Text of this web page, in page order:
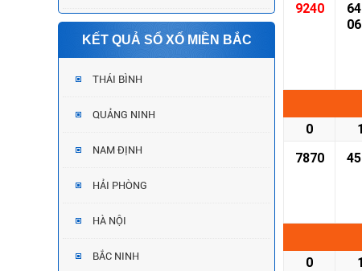
KẾT QUẢ SỔ XỐ MIỀN BẮC
THÁI BÌNH
QUẢNG NINH
NAM ĐỊNH
HẢI PHÒNG
HÀ NỘI
BẮC NINH
9240
0 1
7870
0 1